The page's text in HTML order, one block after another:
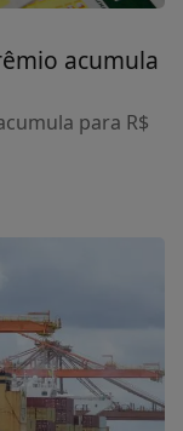
acumula
para R$